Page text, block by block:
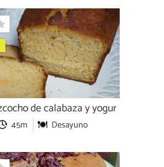
de calabaza y yogur
45m Desayuno